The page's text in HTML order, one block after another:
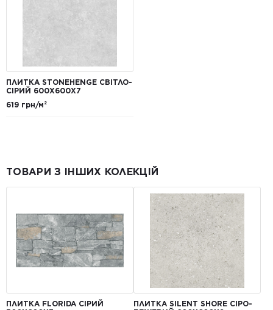
ПЛИТКА STONEHENGE СВІТЛО-
СІРИЙ 600Х600Х7
619 грн/м²
ТОВАРИ З ІНШИХ КОЛЕКЦІЙ
ПЛИТКА FLORIDA СІРИЙ
ПЛИТКА SILENT SHORE СІРО-